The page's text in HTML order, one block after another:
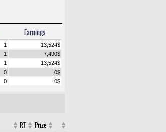
Earnings
1 13,524$
1 7,490$
1 13,524$
0 0$
0 0$
RT Prize